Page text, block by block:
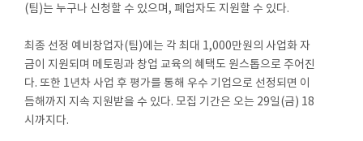
(팀)는 누구나 신청할 수 있으며, 폐업자도 지원할 수 있다.
최종 선정 예비창업자(팀)에는 각 최대 1,000만원의 사업화 자
금이 지원되며 메토링과 창업 교육의 혜택도 원스톱으로 주어진
다. 또한 1년차 사업 후 평가를 통해 우수 기업으로 선정되면 이
듬해까지 지속 지원받을 수 있다. 모집 기간은 오는 29일(금) 18
시까지다.